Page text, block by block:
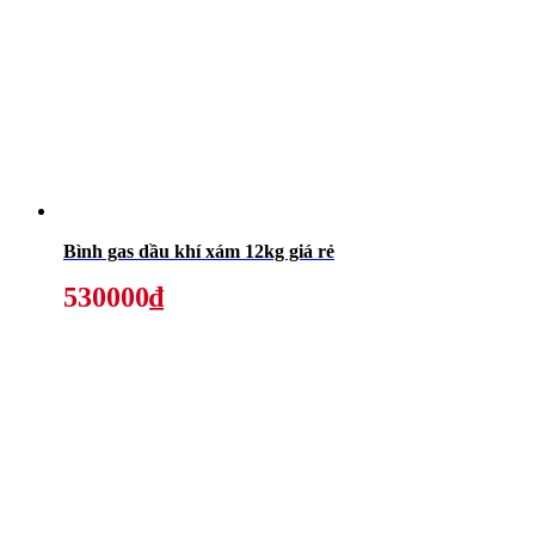
Bình gas dầu khí xám 12kg giá rẻ
530000₫